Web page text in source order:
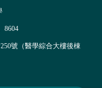
8604
號（醫學綜合大樓後棟